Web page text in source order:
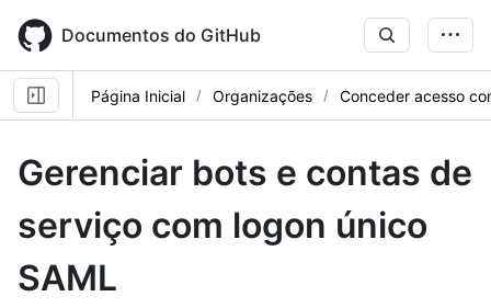
main
content
Documentos do GitHub
Página Inicial Organizações Conceder acesso
Gerenciar bots e contas de
serviço com logon único
SAML